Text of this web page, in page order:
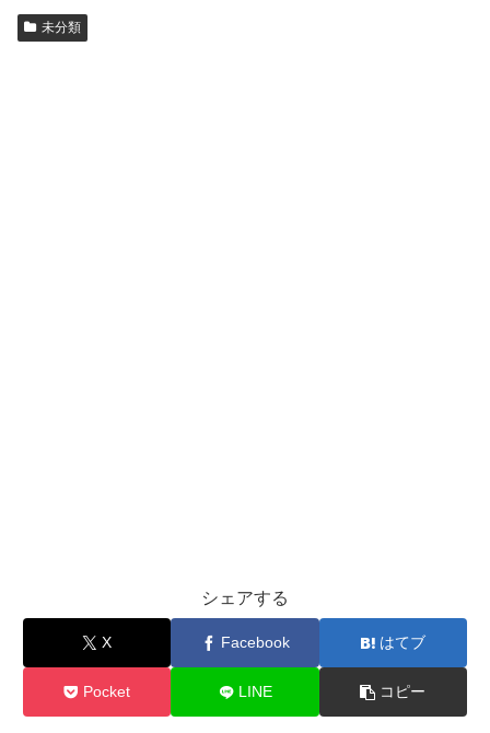
未分類
シェアする
X Facebook はてブ
Pocket LINE コピー